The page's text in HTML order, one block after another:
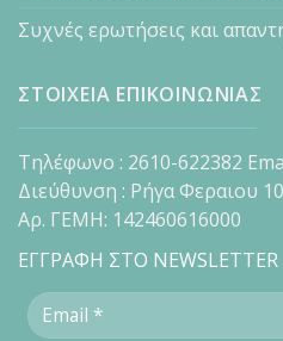
Συχνές ερωτήσεις και
ΣΤΟΙΧΕΙΑ ΕΠΙΚΟΙΝΩΝΙΑΣ
Τηλέφωνο : 2610-622382
Διεύθυνση : Ρήγα Φεραιου
Αρ. ΓΕΜΗ: 142460616000
ΕΓΓΡΑΦΗ ΣΤΟ NEWSLETTER